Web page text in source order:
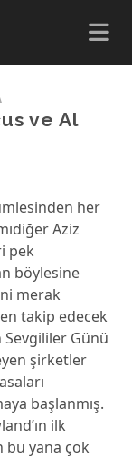
ve Al
her
Aziz
pek
böylesine
merak
takip edecek
Günü
şirketler
başlanmış.
ilk
bu yana çok